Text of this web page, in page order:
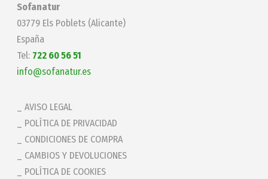
Sofanatur
03779 Els Poblets (Alicante)
España
Tel: 722 60 56 51
info@sofanatur.es
AVISO LEGAL
POLÍTICA DE PRIVACIDAD
CONDICIONES DE COMPRA
CAMBIOS Y DEVOLUCIONES
POLÍTICA DE COOKIES